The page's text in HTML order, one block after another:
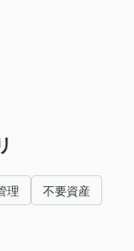
理 不要資産